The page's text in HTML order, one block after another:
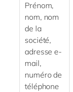
Prénom,
nom, nom
de la
société,
adressee-
mail,
numéro de
téléphone